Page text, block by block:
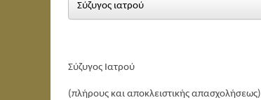
Σύζυγος ιατρού
Σύζυγος Ιατρού
(πλήρους και αποκλειστικής απασχολήσεως)